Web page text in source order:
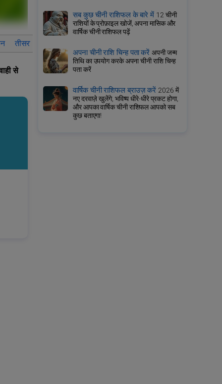
तीसरा डेकन
से
सब कुछ चीनी राशिफल के बारे में 12 चीनी
राशियों के प्रोफ़ाइल खोजें, अपना मासिक और
वार्षिक चीनी राशिफल पढ़ें
अपना चीनी राशि चिन्ह पता करेंअपनी जन्म
तिथि का उपयोग करके अपना चीनी राशि चिन्ह
पता करें
वार्षिक चीनी राशिफल ब्राउज़ करें2026 में
नए दरवाज़े खुलेंगे, भविष्य धीरे-धीरे प्रकट होगा,
और आपका वार्षिक चीनी राशिफल आपको सब
कुछ बताएगा!